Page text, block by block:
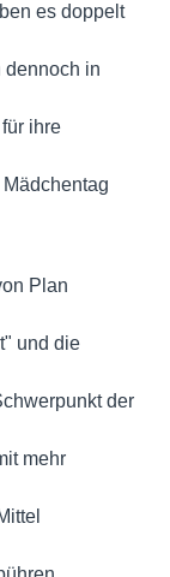
es doppelt
dennoch in
ihre
Plan
und die
der
mehr